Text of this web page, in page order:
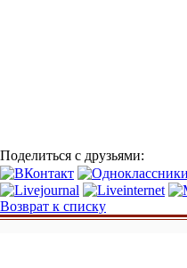
Поделиться с друзьями:
Возврат к списку